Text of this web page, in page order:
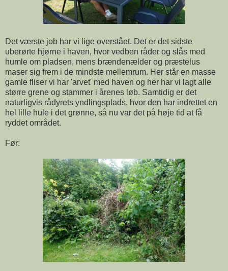
Det værste job har vi lige overstået. Det er det sidste
uberørte hjørne i haven, hvor vedben råder og slås med
humle om pladsen, mens brændenælder og præstelus
maser sig frem i de mindste mellemrum. Her står en masse
gamle fliser vi har 'arvet' med haven og her har vi lagt alle
større grene og stammer i årenes løb. Samtidig er det
naturligvis rådyrets yndlingsplads, hvor den har indrettet en
hel lille hule i det grønne, så nu var det på høje tid at få
ryddet området.
Før: